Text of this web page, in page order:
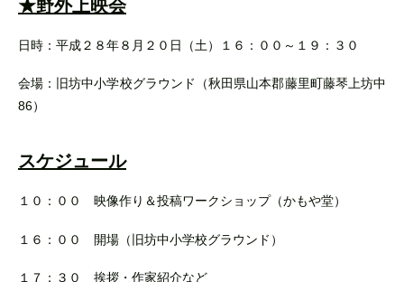
★野外上映会
日時：平成２８年８月２０日（土）１６：００～１９：３０
会場：旧坊中小学校グラウンド（秋田県山本郡藤里町藤琴上坊中
86）
スケジュール
１０：００ 映像作り＆投稿ワークショップ（かもや堂）
１６：００ 開場（旧坊中小学校グラウンド）
１７：３０ 挨拶・作家紹介など